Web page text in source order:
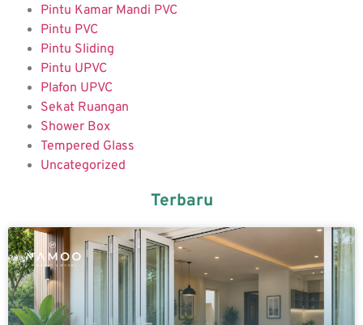
Pintu Kamar Mandi PVC
Pintu PVC
Pintu Sliding
Pintu UPVC
Plafon UPVC
Sekat Ruangan
Shower Box
Tempered Glass
Uncategorized
Terbaru